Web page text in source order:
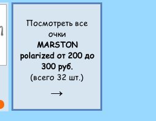
Посмотреть все
очки
MARSTON
polarized от 200 до
300 руб.
(всего 32 шт.)
→